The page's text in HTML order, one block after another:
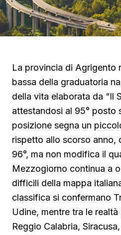
La provincia di Agrigento
bassa della graduatoria
della vita elaborata da “Il
attestandosi al 95° posto
posizione segna un
rispetto allo scorso anno,
96°, ma non modifica il
Mezzogiorno continua a
difficili della mappa
classifica si confermano
Udine, mentre tra le
Reggio Calabria,